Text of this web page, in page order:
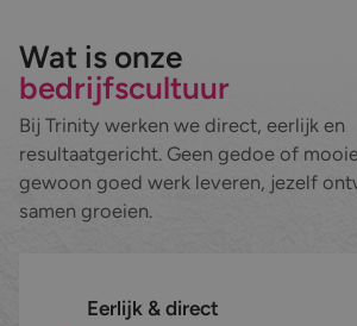
Wat is onze
bedrijfscultuur
Bij Trinity werken we direct, eerlijk en
resultaatgericht. Geen gedoe of
gewoon goed werk leveren, jezelf
samen groeien.
Eerlijk & direct